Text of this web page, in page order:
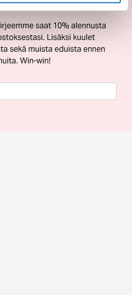
saat 10% alennusta
Lisäksi kuulet
sekä muista eduista ennen
Win-win!